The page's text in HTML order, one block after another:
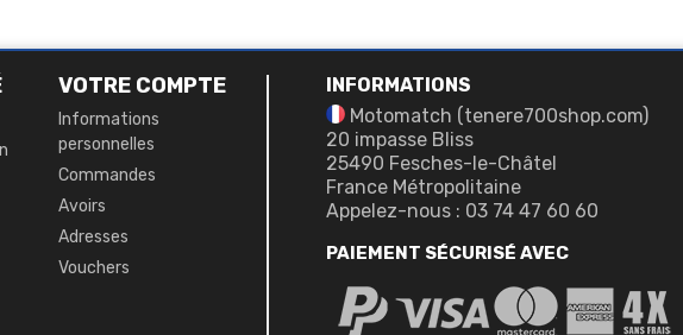
VOTRE COMPTE
Informations
personnelles
Commandes
Avoirs
Adresses
Vouchers
INFORMATIONS
Motomatch (tenere700shop.com)
20 impasse Bliss
25490 Fesches-le-Châtel
France Métropolitaine
Appelez-nous : 03 74 47 60 60
PAIEMENT SÉCURISÉ AVEC